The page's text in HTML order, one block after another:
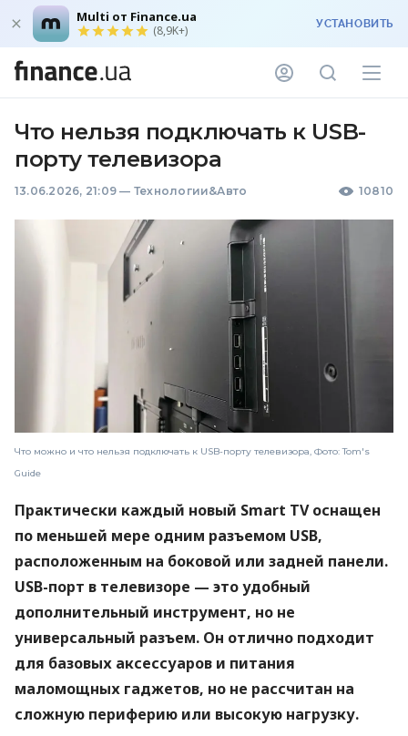
Multi от Finance.ua
(8,9K+) УСТАНОВИТЬ
Что нельзя подключать к USB-
порту телевизора
13.06.2026, 21:09 — Технологии&Авто 10810
Что можно и что нельзя подключать к USB-порту телевизора, Фото: Tom's
Guide
Практически каждый новый Smart TV оснащен
по меньшей мере одним разъемом USB,
расположенным на боковой или задней панели.
USB-порт в телевизоре — это удобный
дополнительный инструмент, но не
универсальный разъем. Он отлично подходит
для базовых аксессуаров и питания
маломощных гаджетов, но не рассчитан на
сложную периферию или высокую нагрузку.